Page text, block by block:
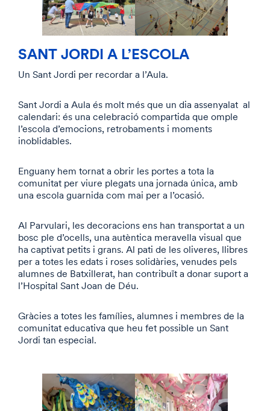
SANT JORDI A L’ESCOLA
Un Sant Jordi per recordar a l’Aula.
Sant Jordi a Aula és molt més que un dia assenyalat al
calendari: és una celebració compartida que omple
l’escola d’emocions, retrobaments i moments
inoblidables.
Enguany hem tornat a obrir les portes a tota la
comunitat per viure plegats una jornada única, amb
una escola guarnida com mai per a l’ocasió.
Al Parvulari, les decoracions ens han transportat a un
bosc ple d’ocells, una autèntica meravella visual que
ha captivat petits i grans. Al pati de les oliveres, llibres
per a totes les edats i roses solidàries, venudes pels
alumnes de Batxillerat, han contribuït a donar suport a
l’Hospital Sant Joan de Déu.
Gràcies a totes les famílies, alumnes i membres de la
comunitat educativa que heu fet possible un Sant
Jordi tan especial.